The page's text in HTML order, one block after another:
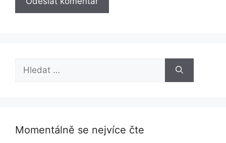
Hledat:
Momentálně se nejvíce čte